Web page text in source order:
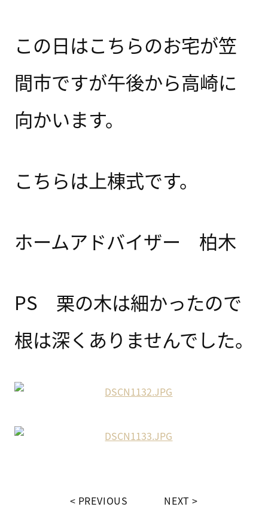
この日はこちらのお宅が笠
間市ですが午後から高崎に
向かいます。
こちらは上棟式です。
ホームアドバイザー 柏木
PS 栗の木は細かったので
根は深くありませんでした。
PREVIOUS NEXT